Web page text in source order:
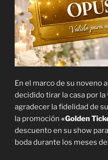
En el marco de su noveno
decidido tirar la casa por
agradecer la fidelidad de
la promoción «Golden
descuento en su show
boda durante los meses de